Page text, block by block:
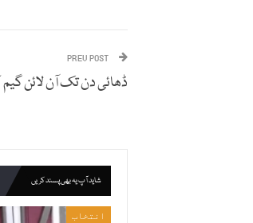
ڈھائی دن تک آن لائن
شاید آپ یہ بھی پسند کریں
انتخاب